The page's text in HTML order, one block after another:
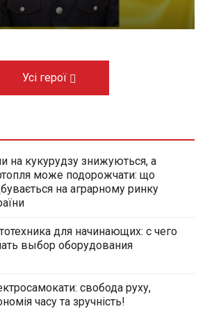
Усі герої
на кукурудзу знижуються, а
може подорожчати: що
на аграрному ринку
для начинающих: с чего
выбор оборудования
свобода руху,
часу та зручність!